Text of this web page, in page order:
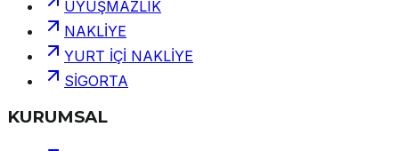
UYUŞMAZLIK
NAKLİYE
YURT İÇİ NAKLİYE
SİGORTA
KURUMSAL